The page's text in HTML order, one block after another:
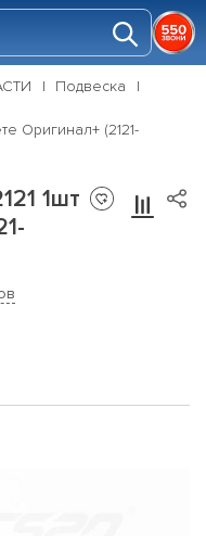
Подвеска
Оригинал+ (2121-
1шт